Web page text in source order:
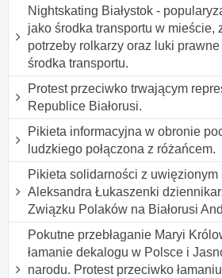
Nightskating Białystok -
jako środka transportu w mieście,
potrzeby rolkarzy oraz luki
środka transportu.
Protest przeciwko trwającym
Republice Białorusi.
Pikieta informacyjna w obronie
ludzkiego połączona z różańcem.
Pikieta solidarności z uwięzionym
Aleksandra Łukaszenki
Związku Polaków na Białorusi
Pokutne przebłaganie Maryi
łamanie dekalogu w Polsce i
narodu. Protest przeciwko